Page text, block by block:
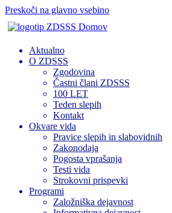
Preskoči na glavno vsebino
Domov
Aktualno
O ZDSSS
Zgodovina
Častni člani ZDSSS
100 LET
Teden slepih
Kontakt
Okvare vida
Pravice slepih in slabovidnih
Zakonodaja
Pogosta vprašanja
Testi vida
Strokovni prispevki
Programi
Založniška dejavnost